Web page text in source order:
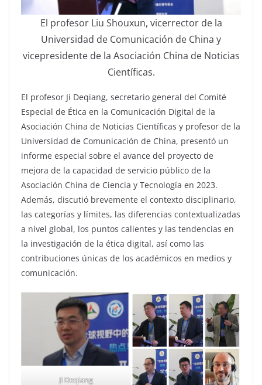
El profesor Liu Shouxun, vicerrector de la
Universidad de Comunicación de China y
vicepresidente de la Asociación China de Noticias
Científicas.
El profesor Ji Deqiang, secretario general del Comité
Especial de Ética en la Comunicación Digital de la
Asociación China de Noticias Científicas y profesor de la
Universidad de Comunicación de China, presentó un
informe especial sobre el avance del proyecto de
mejora de la capacidad de servicio público de la
Asociación China de Ciencia y Tecnología en 2023.
Además, discutió brevemente el contexto disciplinario,
las categorías y límites, las diferencias contextualizadas
a nivel global, los puntos calientes y las tendencias en
la investigación de la ética digital, así como las
contribuciones únicas de los académicos en medios y
comunicación.
Ji Deqiang